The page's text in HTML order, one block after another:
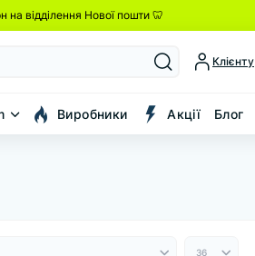
на відділення Нової пошти 🦷
Клієнту
Виробники Акції Блог